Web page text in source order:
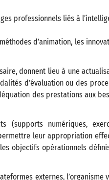
professionnels liés à
d’animation, les
donnent lieu à une
d’évaluation ou des
des prestations aux
(supports numériques,
leur appropriation
objectifs opérationnels
externes, l’organisme